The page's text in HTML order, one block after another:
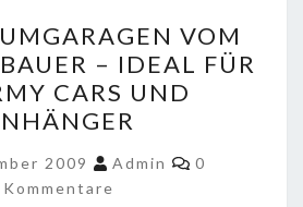
OM G
ARAGEN B
AUER –
I
DEAL F
ÜR U
VOM G
– IDEAL FÜR U
CARS UND A
2009 Admin Kommentare
0
Kommentare